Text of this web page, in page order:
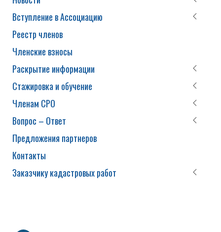
Вступление в Ассоциацию
Реестр членов
Членские взносы
Раскрытие информации
Стажировка и обучение
Членам СРО
Вопрос – Ответ
Предложения партнеров
Контакты
Заказчику кадастровых работ